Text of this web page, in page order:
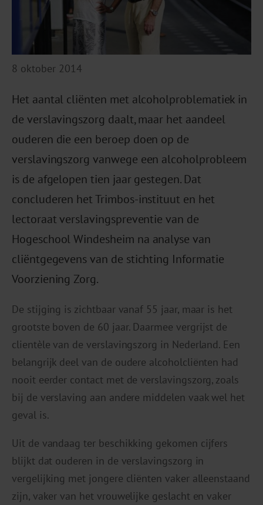
8 oktober 2014
Het aantal cliënten met alcoholproblematiek in
de verslavingszorg daalt, maar het aandeel
ouderen die een beroep doen op de
verslavingszorg vanwege een alcoholprobleem
is de afgelopen tien jaar gestegen. Dat
concluderen het Trimbos-instituut en het
lectoraat verslavingspreventie van de
Hogeschool Windesheim na analyse van
cliëntgegevens van de stichting Informatie
Voorziening Zorg.
De stijging is zichtbaar vanaf 55 jaar, maar is het
grootste boven de 60 jaar. Daarmee vergrijst de
clientèle van de verslavingszorg in Nederland. Een
belangrijk deel van de oudere alcoholcliënten had
nooit eerder contact met de verslavingszorg, zoals
bij de verslaving aan andere middelen vaak wel het
geval is.
Uit de vandaag ter beschikking gekomen cijfers
blijkt dat ouderen in de verslavingszorg in
vergelijking met jongere cliënten vaker alleenstaand
zijn, vaker van het vrouwelijke geslacht en vaker